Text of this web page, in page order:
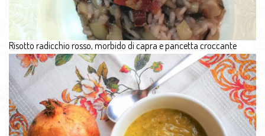
Risotto radicchio rosso, morbido di capra e pancetta croccante